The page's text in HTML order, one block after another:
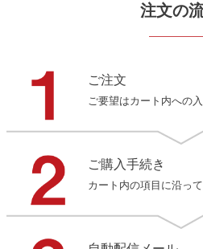
注文の
ご注文
ご要望はカート内への
ご購入手続き
カート内の項目に沿っ